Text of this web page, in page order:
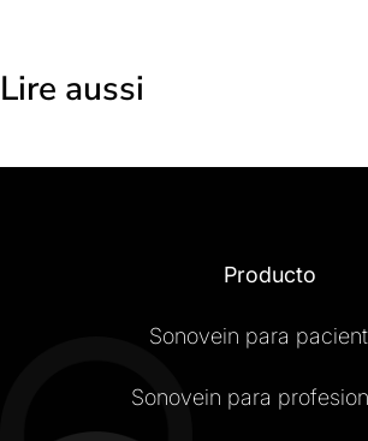
Lire aussi
Producto
Sonovein para
Sonovein para